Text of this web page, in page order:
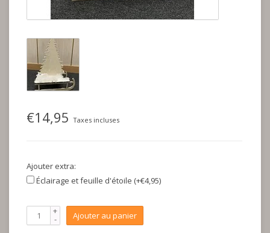
€14,95 Taxes incluses
Ajouter extra:
Éclairage et feuille d'étoile (+€4,95)
+
- Ajouter au panier